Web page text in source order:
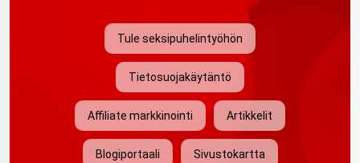
Tule seksipuhelintyöhön
Tietosuojakäytäntö
Affiliate markkinointi Artikkelit
Blogiportaali Sivustokartta